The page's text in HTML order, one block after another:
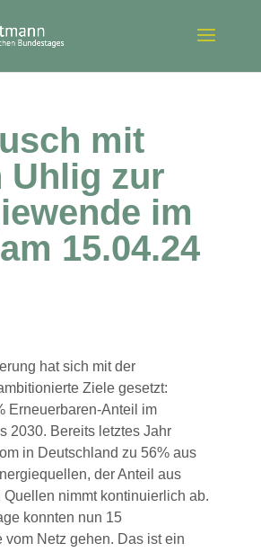
mit
Uhlig zur
im
15.04.24
hat sich mit der
Ziele gesetzt:
Erneuerbaren-Anteil im
2030. Bereits letztes Jahr
in Deutschland zu 56% aus
der Anteil aus
nimmt kontinuierlich ab.
konnten nun 15
vom Netz gehen. Das ist ein